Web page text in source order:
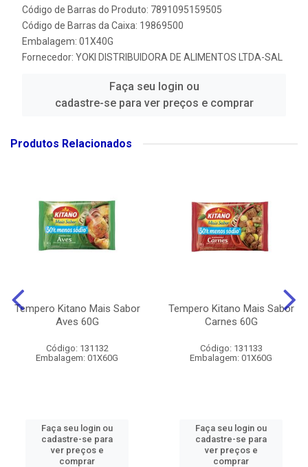
Código de Barras do Produto: 7891095159505
Código de Barras da Caixa: 19869500
Embalagem: 01X40G
Fornecedor: YOKI DISTRIBUIDORA DE ALIMENTOS LTDA-SAL
Faça seu login ou
cadastre-se para ver preços e comprar
Produtos Relacionados
Tempero Kitano Mais Sabor
Aves 60G
Código: 131132
Embalagem: 01X60G
Faça seu login ou
cadastre-se para
ver preços e
comprar
Tempero Kitano Mais Sabor
Carnes 60G
Código: 131133
Embalagem: 01X60G
Faça seu login ou
cadastre-se para
ver preços e
comprar